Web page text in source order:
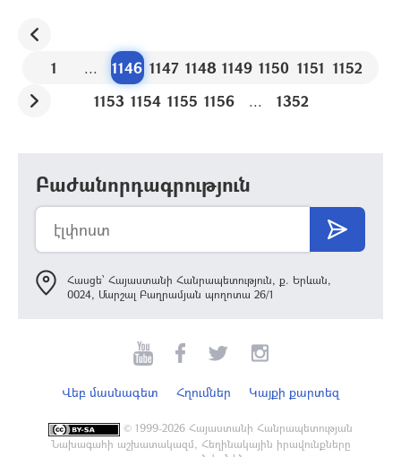
1 ... 1146 1147 1148 1149 1150 1151 1152
1153 1154 1155 1156 ... 1352
Բաժանորդագրություն
Հասցե՝ Հայաստանի Հանրապետություն, ք. Երևան,
0024, Մարշալ Բաղրամյան պողոտա 26/1
Վեբ մասնագետ Հղումներ Կայքի քարտեզ
© 1999-2026 Հայաստանի Հանրապետության
Նախագահի աշխատակազմ, Հեղինակային իրավունքները